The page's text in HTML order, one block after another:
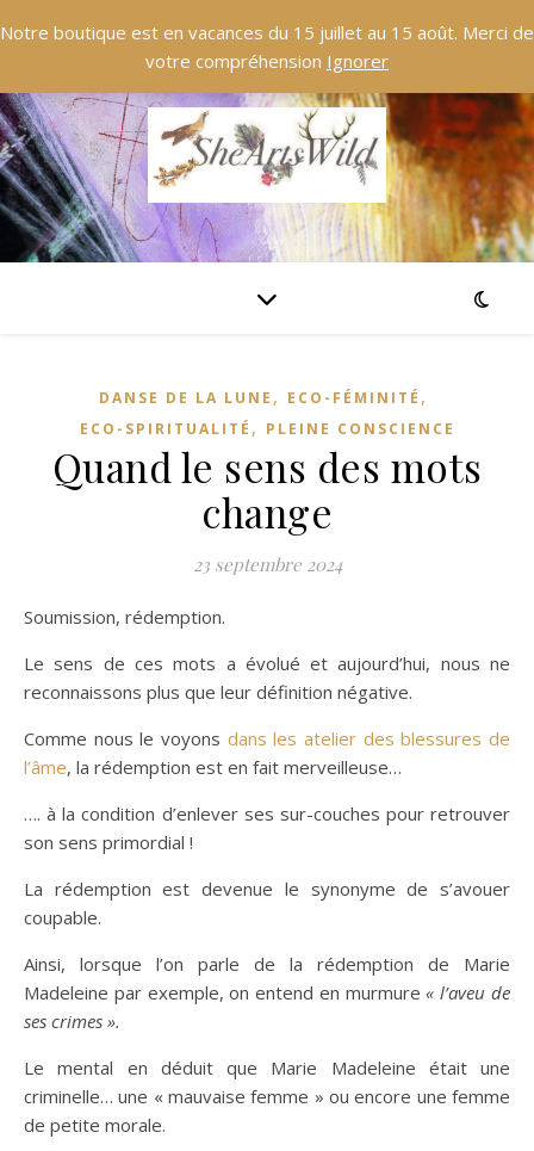
Notre boutique est en vacances du 15 juillet au 15 août. Merci de
votre compréhension Ignorer
DANSE DE LA LUNE , ECO-FÉMINITÉ ,
ECO-SPIRITUALITÉ , PLEINE CONSCIENCE
Quand le sens des mots
change
23 septembre 2024
Soumission, rédemption.
Le sens de ces mots a évolué et aujourd’hui, nous ne
reconnaissons plus que leur définition négative.
Comme nous le voyons dans les atelier des blessures de
l’âme, la rédemption est en fait merveilleuse…
…. à la condition d’enlever ses sur-couches pour retrouver
son sens primordial !
La rédemption est devenue le synonyme de s’avouer
coupable.
Ainsi, lorsque l’on parle de la rédemption de Marie
Madeleine par exemple, on entend en murmure« l’aveu de
ses crimes ».
Le mental en déduit que Marie Madeleine était une
criminelle… une « mauvaise femme » ou encore une femme
de petite morale.